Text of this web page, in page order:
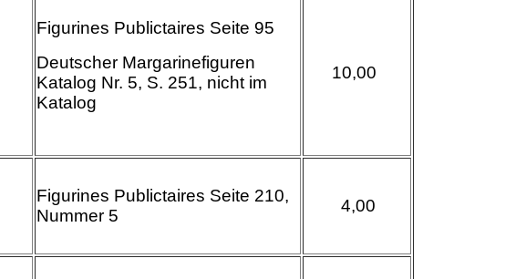
Figurines Publictaires Seite 95
Deutscher Margarinefiguren
Katalog Nr. 5, S. 251, nicht im
Katalog
10,00
Figurines Publictaires Seite 210,
Nummer 5
4,00